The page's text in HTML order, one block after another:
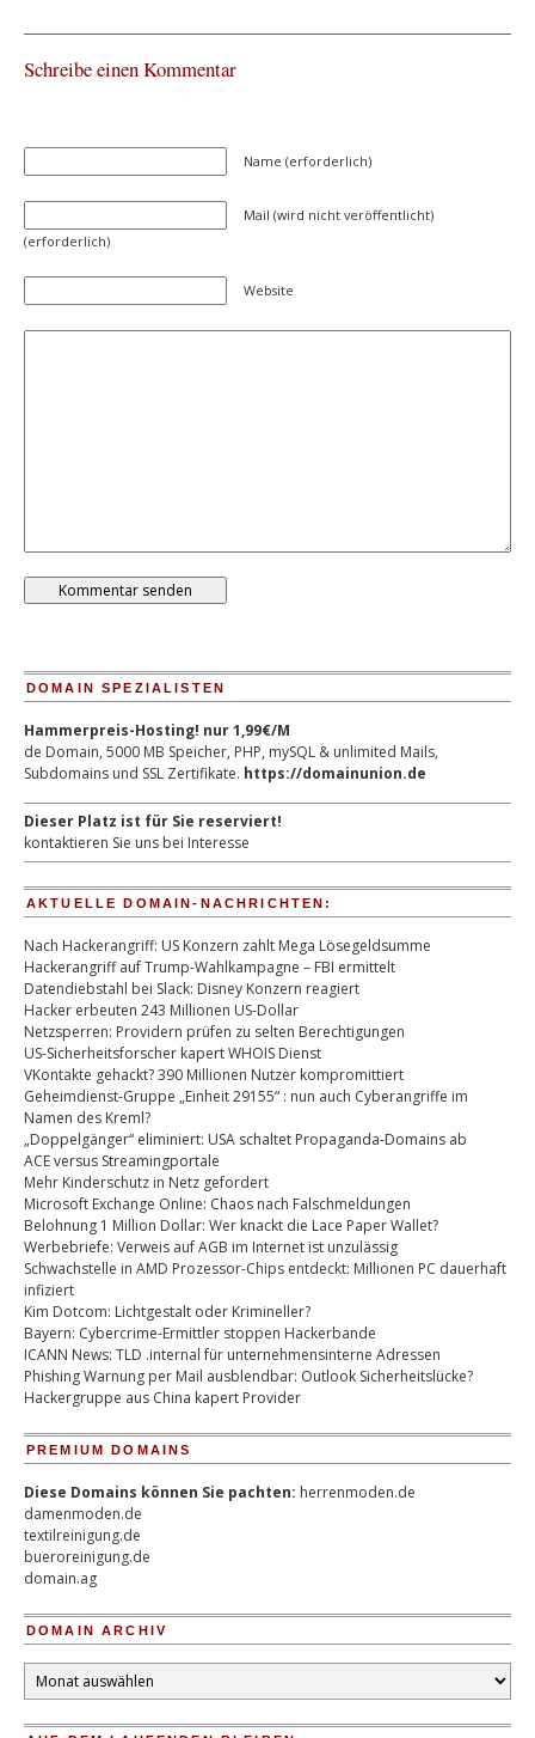
Schreibe einen Kommentar
Name (erforderlich)
Mail (wird nicht veröffentlicht)
(erforderlich)
Website
DOMAIN SPEZIALISTEN
Hammerpreis-Hosting! nur 1,99€/M
de Domain, 5000 MB Speicher, PHP, mySQL & unlimited Mails,
Subdomains und SSL Zertifikate. https://domainunion.de
Dieser Platz ist für Sie reserviert!
kontaktieren Sie uns bei Interesse
AKTUELLE DOMAIN-NACHRICHTEN:
Nach Hackerangriff: US Konzern zahlt Mega Lösegeldsumme
Hackerangriff auf Trump-Wahlkampagne – FBI ermittelt
Datendiebstahl bei Slack: Disney Konzern reagiert
Hacker erbeuten 243 Millionen US-Dollar
Netzsperren: Providern prüfen zu selten Berechtigungen
US-Sicherheitsforscher kapert WHOIS Dienst
VKontakte gehackt? 390 Millionen Nutzer kompromittiert
Geheimdienst-Gruppe „Einheit 29155“ : nun auch Cyberangriffe im
Namen des Kreml?
„Doppelgänger“ eliminiert: USA schaltet Propaganda-Domains ab
ACE versus Streamingportale
Mehr Kinderschutz in Netz gefordert
Microsoft Exchange Online: Chaos nach Falschmeldungen
Belohnung 1 Million Dollar: Wer knackt die Lace Paper Wallet?
Werbebriefe: Verweis auf AGB im Internet ist unzulässig
Schwachstelle in AMD Prozessor-Chips entdeckt: Millionen PC dauerhaft
infiziert
Kim Dotcom: Lichtgestalt oder Krimineller?
Bayern: Cybercrime-Ermittler stoppen Hackerbande
ICANN News: TLD .internal für unternehmensinterne Adressen
Phishing Warnung per Mail ausblendbar: Outlook Sicherheitslücke?
Hackergruppe aus China kapert Provider
PREMIUM DOMAINS
Diese Domains können Sie pachten: herrenmoden.de
damenmoden.de
textilreinigung.de
bueroreinigung.de
domain.ag
DOMAIN ARCHIV
Domain
Archiv